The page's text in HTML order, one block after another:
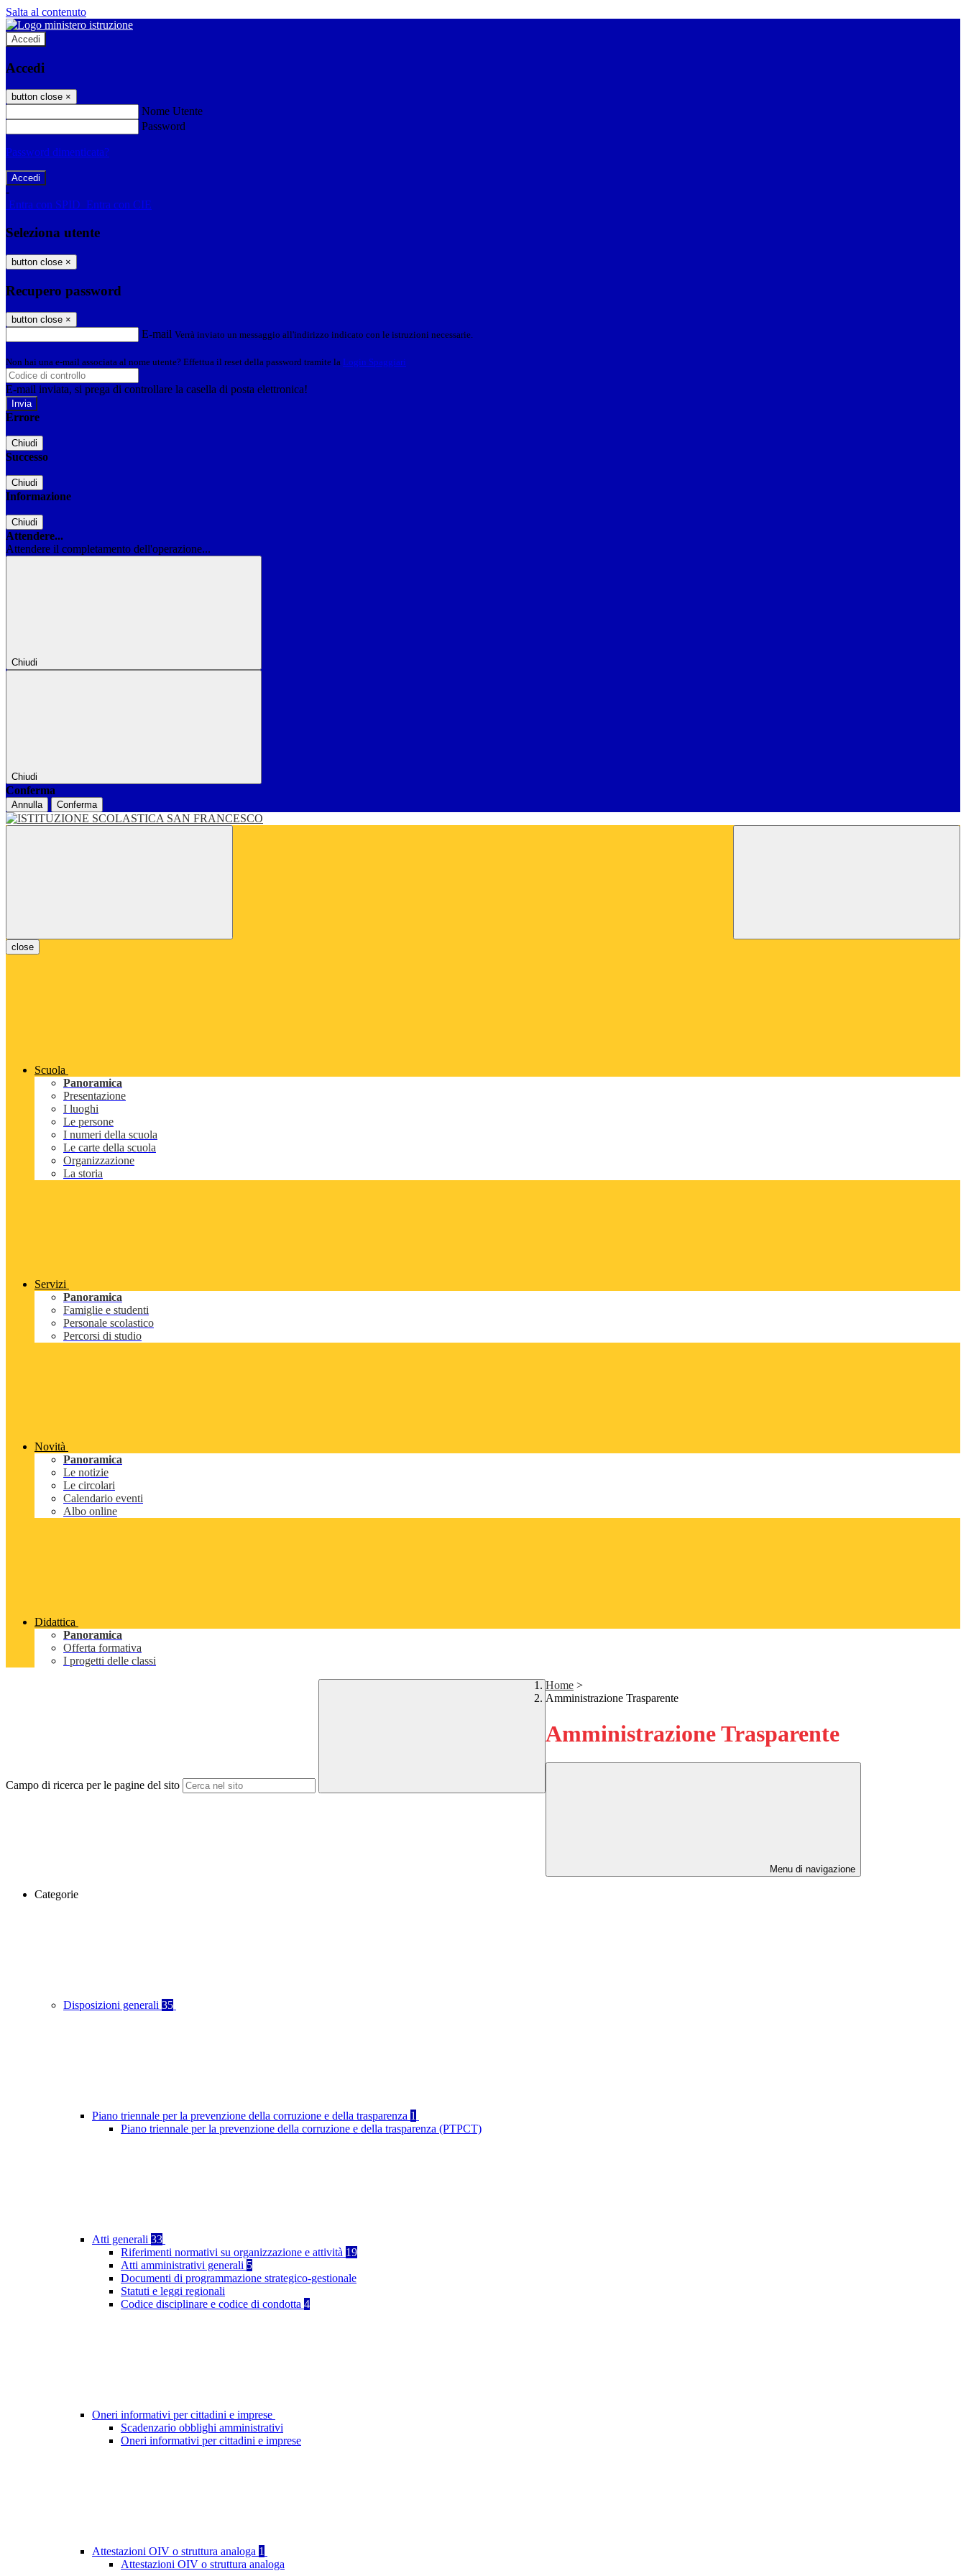
Salta al contenuto
Accedi
Accedi
button close ×
Nome Utente
Password
Password dimenticata?
-
Entra con SPID Entra con CIE
Seleziona utente
button close ×
Recupero password
button close ×
E-mail Verrà inviato un messaggio all'indirizzo indicato con le istruzioni necessarie.
Non hai una e-mail associata al nome utente? Effettua il reset della password tramite la Login Spaggiari
E-mail inviata, si prega di controllare la casella di posta elettronica!
Errore
Chiudi
Successo
Chiudi
Informazione
Chiudi
Attendere...
Attendere il completamento dell'operazione...
Chiudi
Chiudi
Conferma
Annulla Conferma
close
Scuola
Panoramica
Presentazione
I luoghi
Le persone
I numeri della scuola
Le carte della scuola
Organizzazione
La storia
Servizi
Panoramica
Famiglie e studenti
Personale scolastico
Percorsi di studio
Novità
Panoramica
Le notizie
Le circolari
Calendario eventi
Albo online
Didattica
Panoramica
Offerta formativa
I progetti delle classi
Campo di ricerca per le pagine del sito
Home >
Amministrazione Trasparente
Amministrazione Trasparente
Menu di navigazione
Categorie
Disposizioni generali 35
Piano triennale per la prevenzione della corruzione e della trasparenza 1
Piano triennale per la prevenzione della corruzione e della trasparenza (PTPCT)
Atti generali 33
Riferimenti normativi su organizzazione e attività 19
Atti amministrativi generali 5
Documenti di programmazione strategico-gestionale
Statuti e leggi regionali
Codice disciplinare e codice di condotta 4
Oneri informativi per cittadini e imprese
Scadenzario obblighi amministrativi
Oneri informativi per cittadini e imprese
Attestazioni OIV o struttura analoga 1
Attestazioni OIV o struttura analoga